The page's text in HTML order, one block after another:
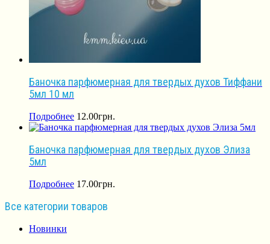
Баночка парфюмерная для твердых духов Тиффани
5мл 10 мл
Подробнее 12.00грн.
Баночка парфюмерная для твердых духов Элиза
5мл
Подробнее 17.00грн.
Все категории товаров
Новинки